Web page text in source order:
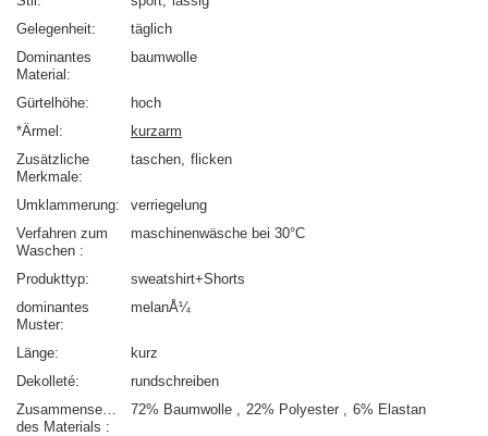
Gelegenheit
täglich
Dominantes
Material
baumwolle
Gürtelhöhe
hoch
*Ärmel
kurzarm
Zusätzliche
Merkmale
taschen flicken
Umklammerung
verriegelung
Verfahren zum
Waschen
maschinenwäsche bei 30°C
Produkttyp
sweatshirt+Shorts
dominantes
Muster
melanÅ¼
Länge
kurz
Dekolleté
rundschreiben
Zusammensetzung
des Materials
72% Baumwolle 22% Polyester 6% Elastan